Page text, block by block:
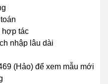
hợp tác
nhập lâu dài
(Hảo) để xem mẫu mới